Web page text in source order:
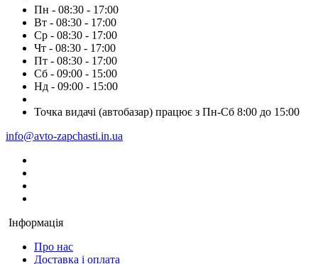
Пн - 08:30 - 17:00
Вт - 08:30 - 17:00
Ср - 08:30 - 17:00
Чт - 08:30 - 17:00
Пт - 08:30 - 17:00
Сб - 09:00 - 15:00
Нд - 09:00 - 15:00
Точка видачі (автобазар) працює з Пн-Сб 8:00 до 15:00
info@avto-zapchasti.in.ua
Інформація
Про нас
Доставка і оплата